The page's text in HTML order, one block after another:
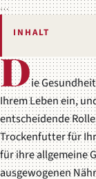
…
INHALT
Die
Ihrem Leben ein,
entscheidende
Trockenfutter für
für ihre allgemeine
ausgewogenen